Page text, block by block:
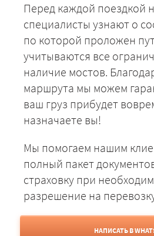
Перед каждой поездкой
специалисты узнают о
по которой проложен
учитываются все
наличие мостов.
маршрута мы можем
ваш груз прибудет
назначаете вы!
Мы помогаем нашим
полный пакет
страховку при
разрешение на
НАПИСАТЬ В